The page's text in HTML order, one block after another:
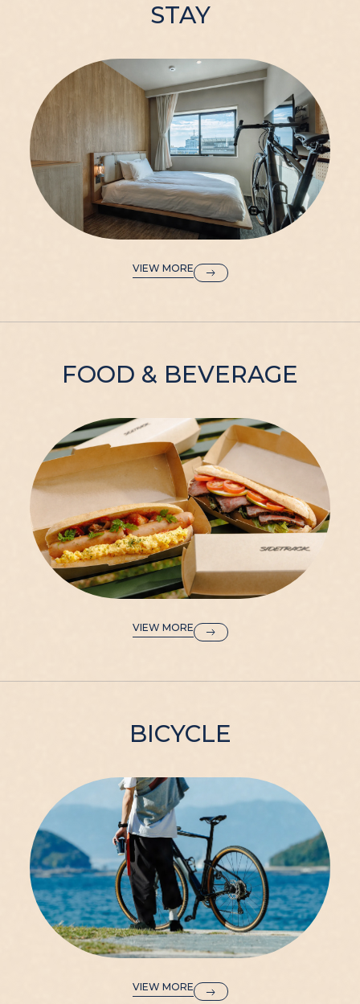
STAY
VIEW MORE
FOOD & BEVERAGE
VIEW MORE
BICYCLE
VIEW MORE